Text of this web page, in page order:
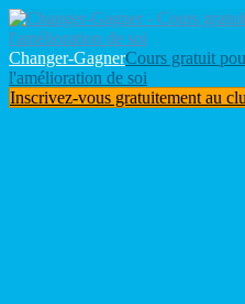
Changer-GagnerCours gratuit
l'amélioration de soi
Inscrivez-vous gratuitement au